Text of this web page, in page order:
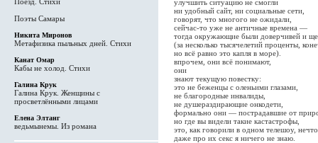
Поэты Самары
Никита Миронов
Метафизика пыльных дней. Стихи
Канат Омар
Кабы не холод. Стихи
Галина Крук
Галина Крук. Женщины с
просветлёнными лицами
Елена Элтанг
ведьмынемы. Из романа
улучшить ситуацию не смогли
ни удобный сайт, ни социальные сети,
говорят, что многого не ожидали,
сейчас-то уже не античные времена —
тогда окружающие были доверчивей и
(за несколько тысячелетий проценты,
но всё равно это капля в море).
впрочем, они всё понимают,
они
знают текущую повестку:
это не беженцы с оленьими глазами,
не благородные инвалиды,
не душераздирающие онкодети,
формально они — пострадавшие от
но где вы видели такие кастастрофы,
это, как говорили в одном телешоу,
даже про их секс я ничего не знаю.